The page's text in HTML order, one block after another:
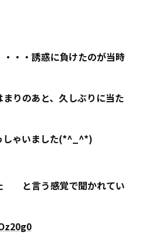
・・誘惑に負けたのが当時
りのあと、久しぶりに当た
しゃいました(*^_^*)
と言う感覚で聞かれてい